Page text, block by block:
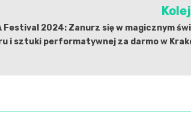
Festival 2024: Zanurz się w magicznym
i sztuki performatywnej za darmo w